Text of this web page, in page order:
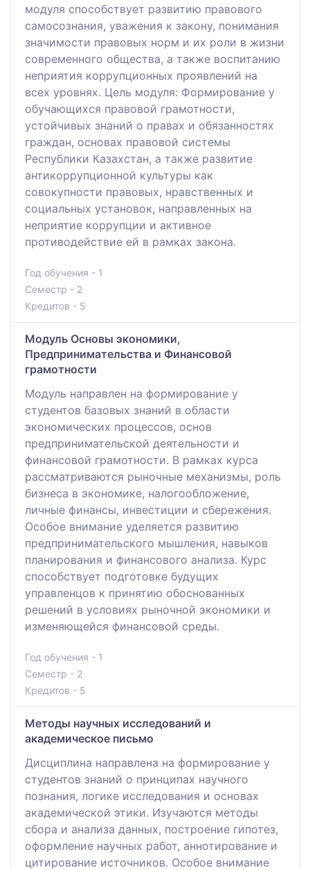
модуля способствует развитию правового
самосознания, уважения к закону, понимания
значимости правовых норм и их роли в жизни
современного общества, а также воспитанию
неприятия коррупционных проявлений на
всех уровнях. Цель модуля: Формирование у
обучающихся правовой грамотности,
устойчивых знаний о правах и обязанностях
граждан, основах правовой системы
Республики Казахстан, а также развитие
антикоррупционной культуры как
совокупности правовых, нравственных и
социальных установок, направленных на
неприятие коррупции и активное
противодействие ей в рамках закона.
Год обучения - 1
Семестр - 2
Кредитов - 5
Модуль Основы экономики,
Предпринимательства и Финансовой
грамотности
Модуль направлен на формирование у
студентов базовых знаний в области
экономических процессов, основ
предпринимательской деятельности и
финансовой грамотности. В рамках курса
рассматриваются рыночные механизмы, роль
бизнеса в экономике, налогообложение,
личные финансы, инвестиции и сбережения.
Особое внимание уделяется развитию
предпринимательского мышления, навыков
планирования и финансового анализа. Курс
способствует подготовке будущих
управленцов к принятию обоснованных
решений в условиях рыночной экономики и
изменяющейся финансовой среды.
Год обучения - 1
Семестр - 2
Кредитов - 5
Методы научных исследований и
академическое письмо
Дисциплина направлена на формирование у
студентов знаний о принципах научного
познания, логике исследования и основах
академической этики. Изучаются методы
сбора и анализа данных, построение гипотез,
оформление научных работ, аннотирование и
цитирование источников. Особое внимание